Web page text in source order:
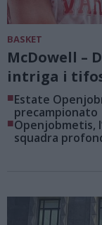
BASKET
McDowell –
intriga i
■Estate
precampionato
■Openjobmetis,
squadra